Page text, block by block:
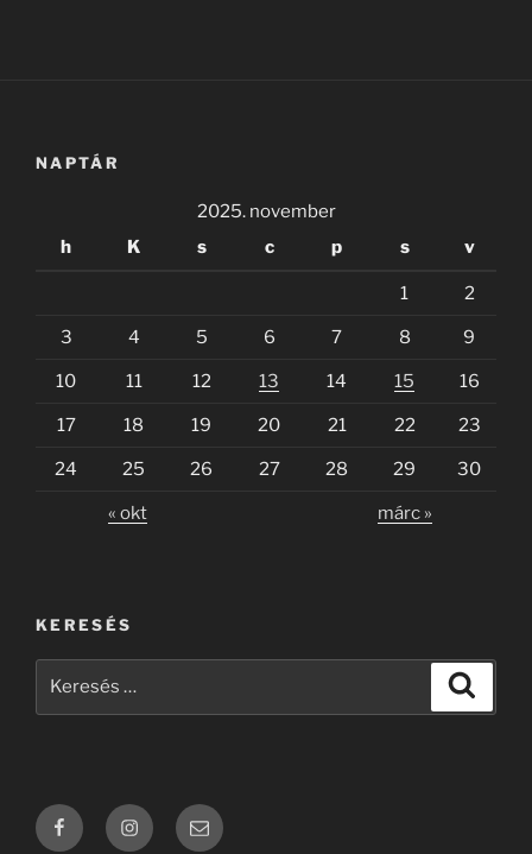
NAPTÁR
2025. november
h
K s c p s v
1 2
3 4 5 6 7 8 9
10 11 12 13 14 15 16
17 18 19 20 21 22 23
24 25 26 27 28 29 30
« okt márc »
KERESÉS
FacebookInstagramwebadmin: